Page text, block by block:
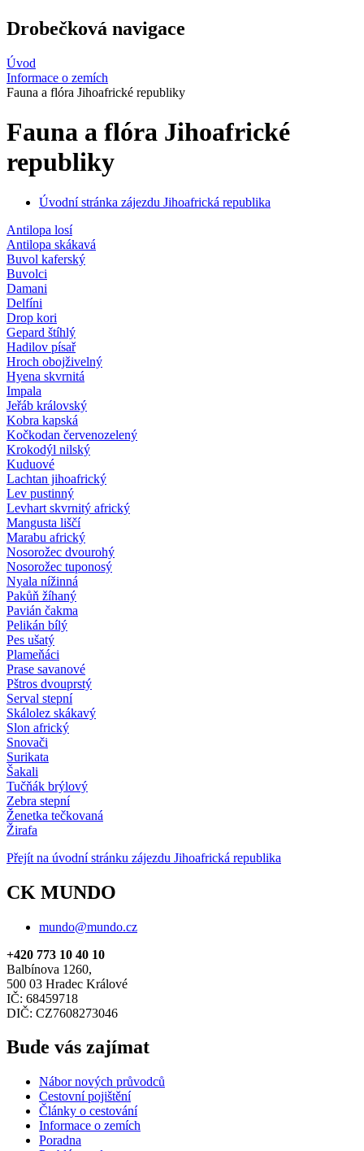
Drobečková navigace
Úvod
Informace o zemích
Fauna a flóra Jihoafrické republiky
Fauna a flóra Jihoafrické
republiky
Úvodní stránka zájezdu Jihoafrická republika
Antilopa losí
Antilopa skákavá
Buvol kaferský
Buvolci
Damani
Delfíni
Drop kori
Gepard štíhlý
Hadilov písař
Hroch obojživelný
Hyena skvrnitá
Impala
Jeřáb královský
Kobra kapská
Kočkodan červenozelený
Krokodýl nilský
Kuduové
Lachtan jihoafrický
Lev pustinný
Levhart skvrnitý africký
Mangusta liščí
Marabu africký
Nosorožec dvourohý
Nosorožec tuponosý
Nyala nížinná
Pakůň žíhaný
Pavián čakma
Pelikán bílý
Pes ušatý
Plameňáci
Prase savanové
Pštros dvouprstý
Serval stepní
Skálolez skákavý
Slon africký
Snovači
Surikata
Šakali
Tučňák brýlový
Zebra stepní
Ženetka tečkovaná
Žirafa
Přejít na úvodní stránku zájezdu Jihoafrická republika
CK MUNDO
mundo@mundo.cz
+420 773 10 40 10
Balbínova 1260,
500 03 Hradec Králové
IČ: 68459718
DIČ: CZ7608273046
Bude vás zajímat
Nábor nových průvodců
Cestovní pojištění
Články o cestování
Informace o zemích
Poradna